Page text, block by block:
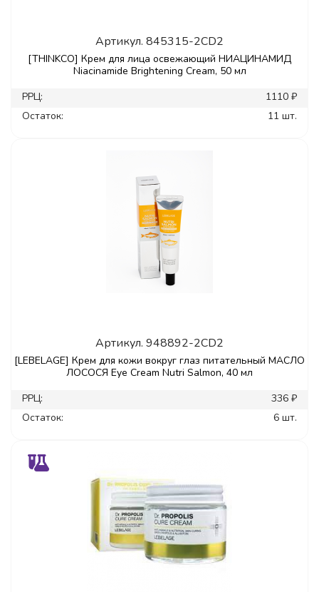
Артикул. 845315-2CD2
[THINKCO] Крем для лица освежающий НИАЦИНАМИД
Niacinamide Brightening Cream, 50 мл
РРЦ:
1110 ₽
Остаток:
11 шт.
Артикул. 948892-2CD2
[LEBELAGE] Крем для кожи вокруг глаз питательный МАСЛО
ЛОСОСЯ Eye Cream Nutri Salmon, 40 мл
РРЦ:
336 ₽
Остаток:
6 шт.